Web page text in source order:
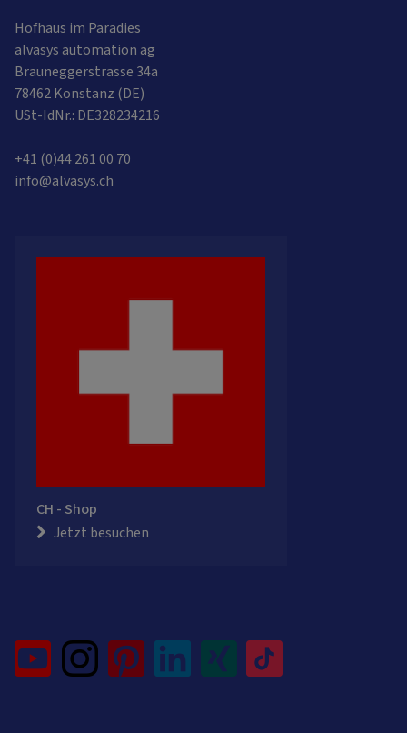
Hofhaus im Paradies
alvasys automation ag
Brauneggerstrasse 34a
78462 Konstanz (DE)
USt-IdNr.: DE328234216
+41 (0)44 261 00 70
info@alvasys.ch
CH - Shop
Jetzt besuchen